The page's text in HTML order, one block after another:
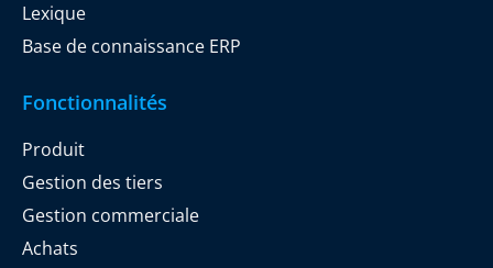
Lexique
Base de connaissance ERP
Fonctionnalités
Produit
Gestion des tiers
Gestion commerciale
Achats